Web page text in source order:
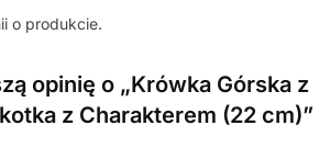
o produkcie.
opinię o „Krówka Górska z
z Charakterem (22 cm)”